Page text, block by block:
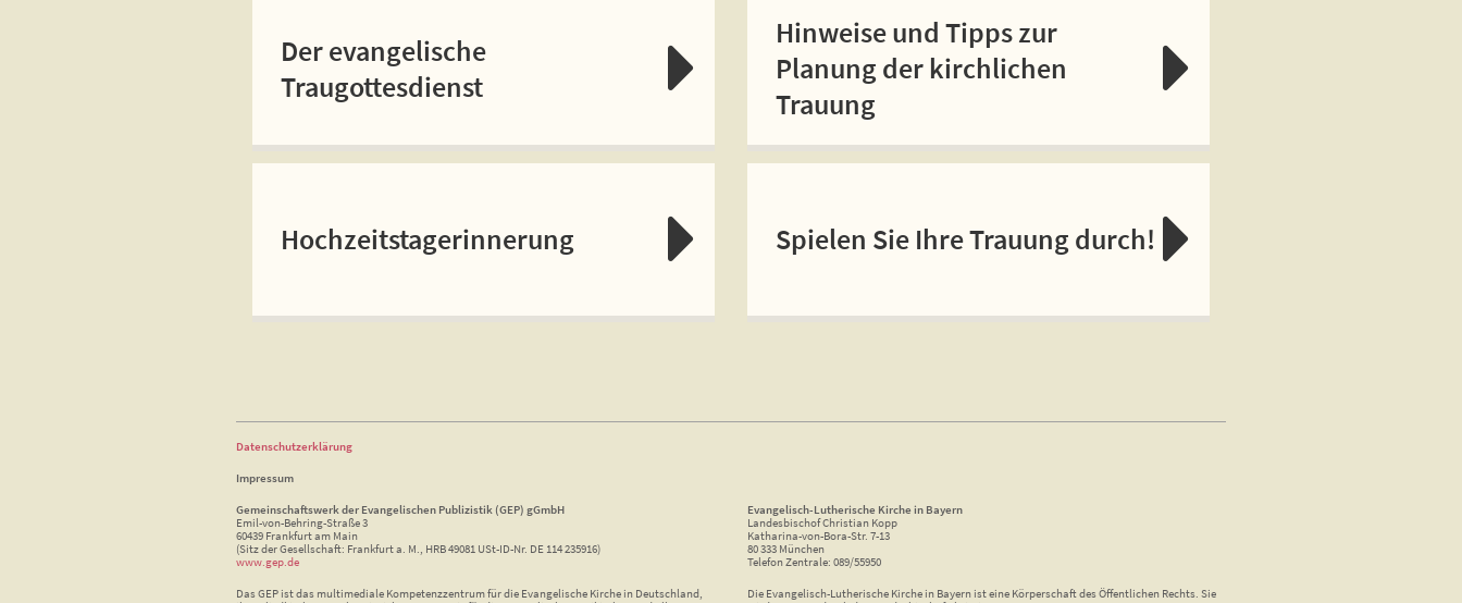
Der evangelische
Traugottesdienst
Hinweise und Tipps zur
Planung der kirchlichen
Trauung
Hochzeitstagerinnerung Spielen Sie Ihre Trauung durch!
Datenschutzerklärung
Impressum
Gemeinschaftswerk der Evangelischen Publizistik (GEP) gGmbH
Emil-von-Behring-Straße 3
60439 Frankfurt am Main
(Sitz der Gesellschaft: Frankfurt a. M., HRB 49081 USt-ID-Nr. DE 114 235916)
www.gep.de
Das GEP ist das multimediale Kompetenzzentrum für die Evangelische Kirche in Deutschland,
Evangelisch-Lutherische Kirche in Bayern
Landesbischof Christian Kopp
Katharina-von-Bora-Str. 7-13
80 333 München
Telefon Zentrale: 089/55950
Die Evangelisch-Lutherische Kirche in Bayern ist eine Körperschaft des Öffentlichen Rechts. Sie